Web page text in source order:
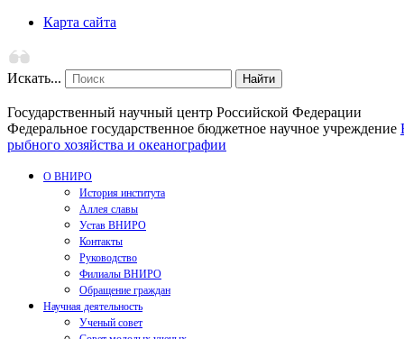
Карта сайта
Искать... Найти
Государственный научный центр Российской Федерации
Федеральное государственное бюджетное научное учреждение
рыбного хозяйства и океанографии
О ВНИРО
История института
Аллея славы
Устав ВНИРО
Контакты
Руководство
Филиалы ВНИРО
Обращение граждан
Научная деятельность
Ученый совет